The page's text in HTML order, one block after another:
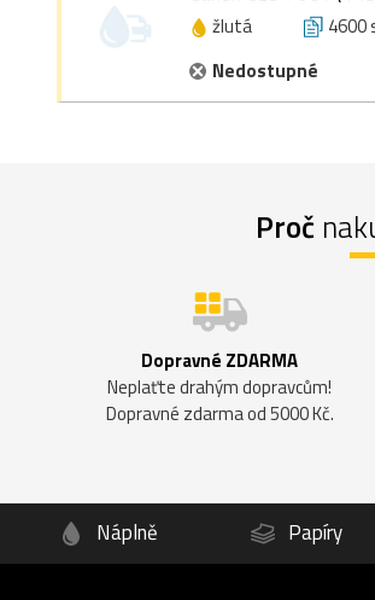
žlutá 4600
Nedostupné
Proč
Dopravné ZDARMA
Neplaťte drahým dopravcům!
Dopravné zdarma od 5000 Kč.
Náplně Papíry